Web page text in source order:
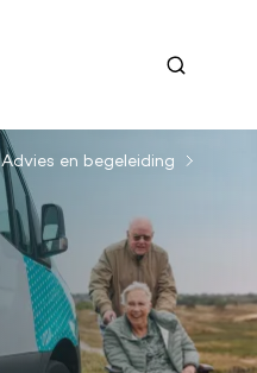
Advies en begeleiding